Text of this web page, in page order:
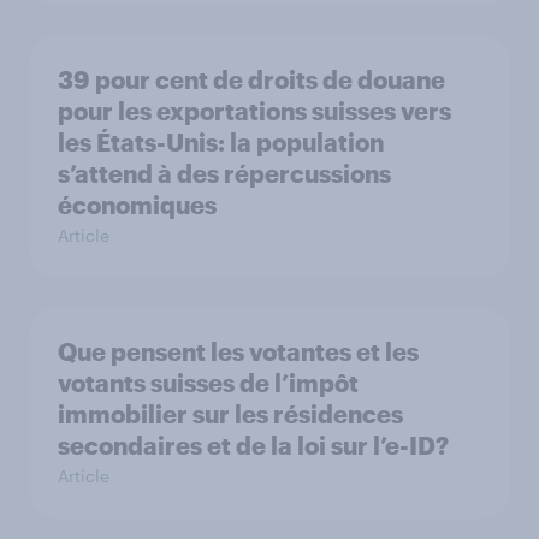
39 pour cent de droits de douane
pour les exportations suisses vers
les États-Unis: la population
s’attend à des répercussions
économiques
Article
Que pensent les votantes et les
votants suisses de l’impôt
immobilier sur les résidences
secondaires et de la loi sur l’e-ID?
Article